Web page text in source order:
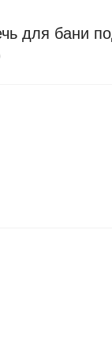
для бани